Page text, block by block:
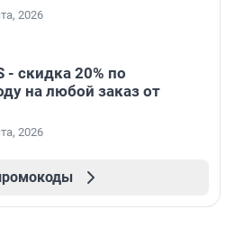
2026
- скидка 20% по
на любой заказ от
2026